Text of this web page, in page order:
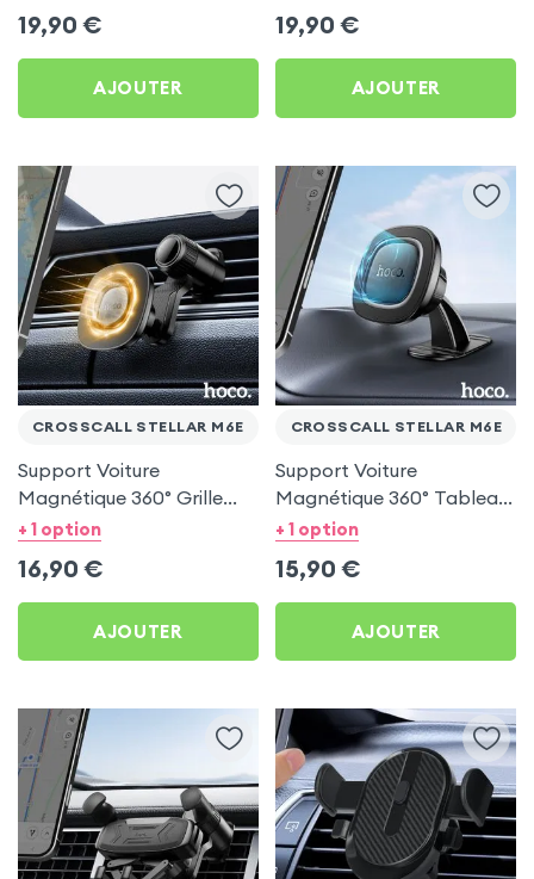
Crosscall Stellar M6E
19,90 €
AJOUTER
pour Tiktok, Insta,
Snapchat, Youtube, Vlog
et Twitch
19,90 €
AJOUTER
CROSSCALL STELLAR M6E
Support Voiture
Magnétique 360° Grille
d'aération Hoco pour
+ 1 option
16,90 €
AJOUTER
CROSSCALL STELLAR M6E
Support Voiture
Magnétique 360° Tableau
de bord Hoco pour
+ 1 option
15,90 €
AJOUTER